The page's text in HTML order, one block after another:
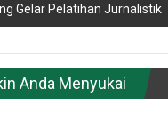
Gelar Pelatihan Jurnalistik
Anda Menyukai